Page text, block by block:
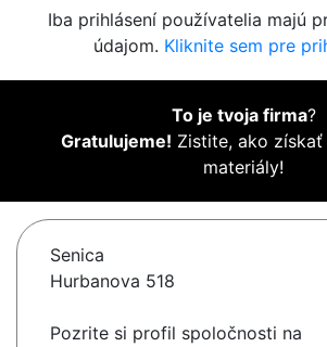
Iba prihlásení používatelia majú
údajom. Kliknite sem pre
To je tvoja firma?
Gratulujeme! Zistite, ako
materiály!
Senica
Hurbanova 518
Pozrite si profil spoločnosti na